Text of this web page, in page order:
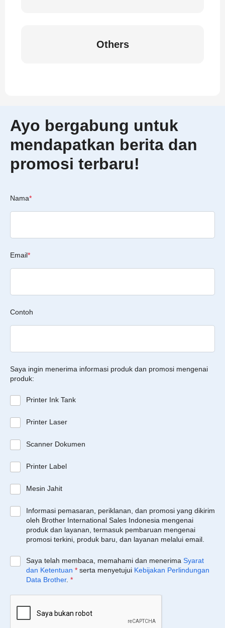
Others
Ayo bergabung untuk
mendapatkan berita dan
promosi terbaru!
Nama*
Email*
Contoh
Saya ingin menerima informasi produk dan promosi mengenai
produk:
Printer Ink Tank
Printer Laser
Scanner Dokumen
Printer Label
Mesin Jahit
Informasi pemasaran, periklanan, dan promosi yang dikirim
oleh Brother International Sales Indonesia mengenai
produk dan layanan, termasuk pembaruan mengenai
promosi terkini, produk baru, dan layanan melalui email.
Saya telah membaca, memahami dan menerima Syarat
dan Ketentuan * serta menyetujui Kebijakan Perlindungan
Data Brother. *